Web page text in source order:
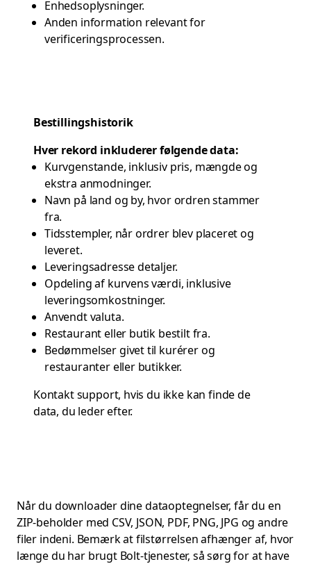
Enhedsoplysninger.
Anden information relevant for
verificeringsprocessen.
Bestillingshistorik
Hver rekord inkluderer følgende data:
Kurvgenstande, inklusiv pris, mængde og
ekstra anmodninger.
Navn på land og by, hvor ordren stammer
fra.
Tidsstempler, når ordrer blev placeret og
leveret.
Leveringsadresse detaljer.
Opdeling af kurvens værdi, inklusive
leveringsomkostninger.
Anvendt valuta.
Restaurant eller butik bestilt fra.
Bedømmelser givet til kurérer og
restauranter eller butikker.
Kontaktsupport, hvis du ikke kan finde de
data, du leder efter.
Når du downloader dine dataoptegnelser, får du en
ZIP-beholder med CSV, JSON, PDF, PNG, JPG og andre
filer indeni. Bemærk at filstørrelsen afhænger af, hvor
længe du har brugt Bolt-tjenester, så sørg for at have